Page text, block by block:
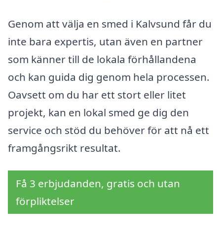
Genom att välja en smed i Kalvsund får du
inte bara expertis, utan även en partner
som känner till de lokala förhållandena
och kan guida dig genom hela processen.
Oavsett om du har ett stort eller litet
projekt, kan en lokal smed ge dig den
service och stöd du behöver för att nå ett
framgångsrikt resultat.
Få 3 erbjudanden, gratis och utan
förpliktelser